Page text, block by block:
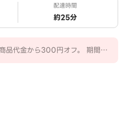
配達時間
約25分
品代金から300円オフ。 期間：